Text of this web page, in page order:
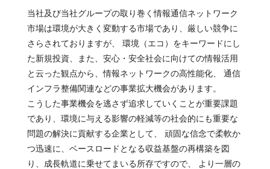
当社及び当社グループの取り巻く情報通信ネットワーク
市場は環境が大きく変動する市場であり、厳しい競争に
さらされておりますが、 環境（エコ）をキーワードにし
た新規投資、また、安心・安全社会に向けての情報活用
と云った観点から、情報ネットワークの高性能化、 通信
インフラ整備関連などの事業拡大機会があります。
こうした事業機会を逃さず追求していくことが重要課題
であり、環境に与える影響の軽減等の社会的にも重要な
問題の解決に貢献する企業として、 頑固な信念で柔軟か
つ迅速に、ベースロードとなる収益基盤の再構築を図
り、成長軌道に乗せてまいる所存ですので、 より一層の